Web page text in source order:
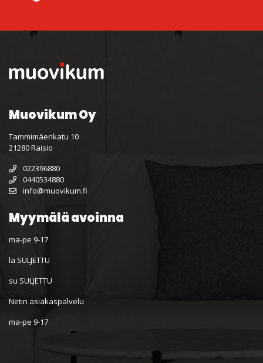
Muovikum Oy
Tammimäenkatu 10
21280 Raisio
022396880
0440534880
info@muovikum.fi
Myymälä avoinna
ma-pe 9-17
la SULJETTU
su SULJETTU
Netin asiakaspalvelu
ma-pe 9-17